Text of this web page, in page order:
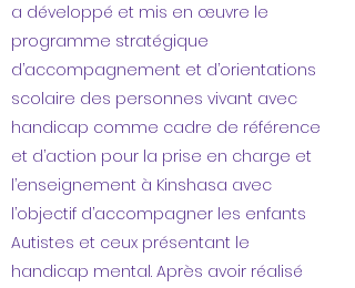
a développé et mis en œuvre le
programme stratégique
d’accompagnement et d’orientations
scolaire des personnes vivant avec
handicap comme cadre de référence
et d’action pour la prise en charge et
l’enseignement à Kinshasa avec
l’objectif d’accompagner les enfants
Autistes et ceux présentant le
handicap mental. Après avoir réalisé